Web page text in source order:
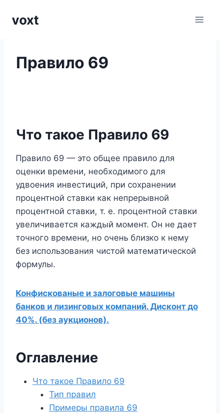
voxt
Правило 69
Что такое Правило 69
Правило 69 — это общее правило для
оценки времени, необходимого для
удвоения инвестиций, при сохранении
процентной ставки как непрерывной
процентной ставки, т. е. процентной ставки
увеличивается каждый момент. Он не дает
точного времени, но очень близко к нему
без использования чистой математической
формулы.
Конфискованые и залоговые машины
банков и лизинговых компаний. Дисконт до
40%. (без аукционов).
Оглавление
Что такое Правило 69
Тип правил
Примеры правила 69